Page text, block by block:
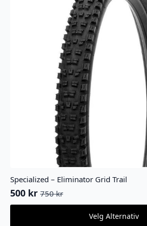
Specialized – Eliminator Grid Trail
750kr
Opprinnelig
pris
500 kr
Nåværende
pris
Velg Alternativ